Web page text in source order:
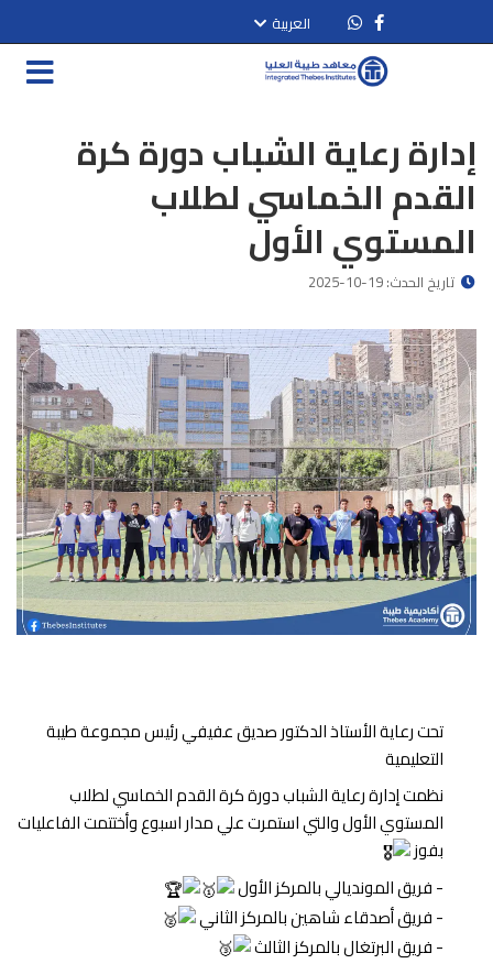
العربية
إدارة رعاية الشباب دورة كرة
القدم الخماسي لطلاب
المستوي الأول
تاريخ الحدث: 19-10-2025
تحت رعاية الأستاذ الدكتور صديق عفيفي رئيس مجموعة طيبة
التعليمية
نظمت إدارة رعاية الشباب دورة كرة القدم الخماسي لطلاب
المستوي الأول والتي استمرت علي مدار اسبوع وأختتمت الفاعليات
بفوز
- فريق المونديالي بالمركز الأول
- فريق أصدقاء شاهين بالمركز الثاني
- فريق البرتغال بالمركز الثالث